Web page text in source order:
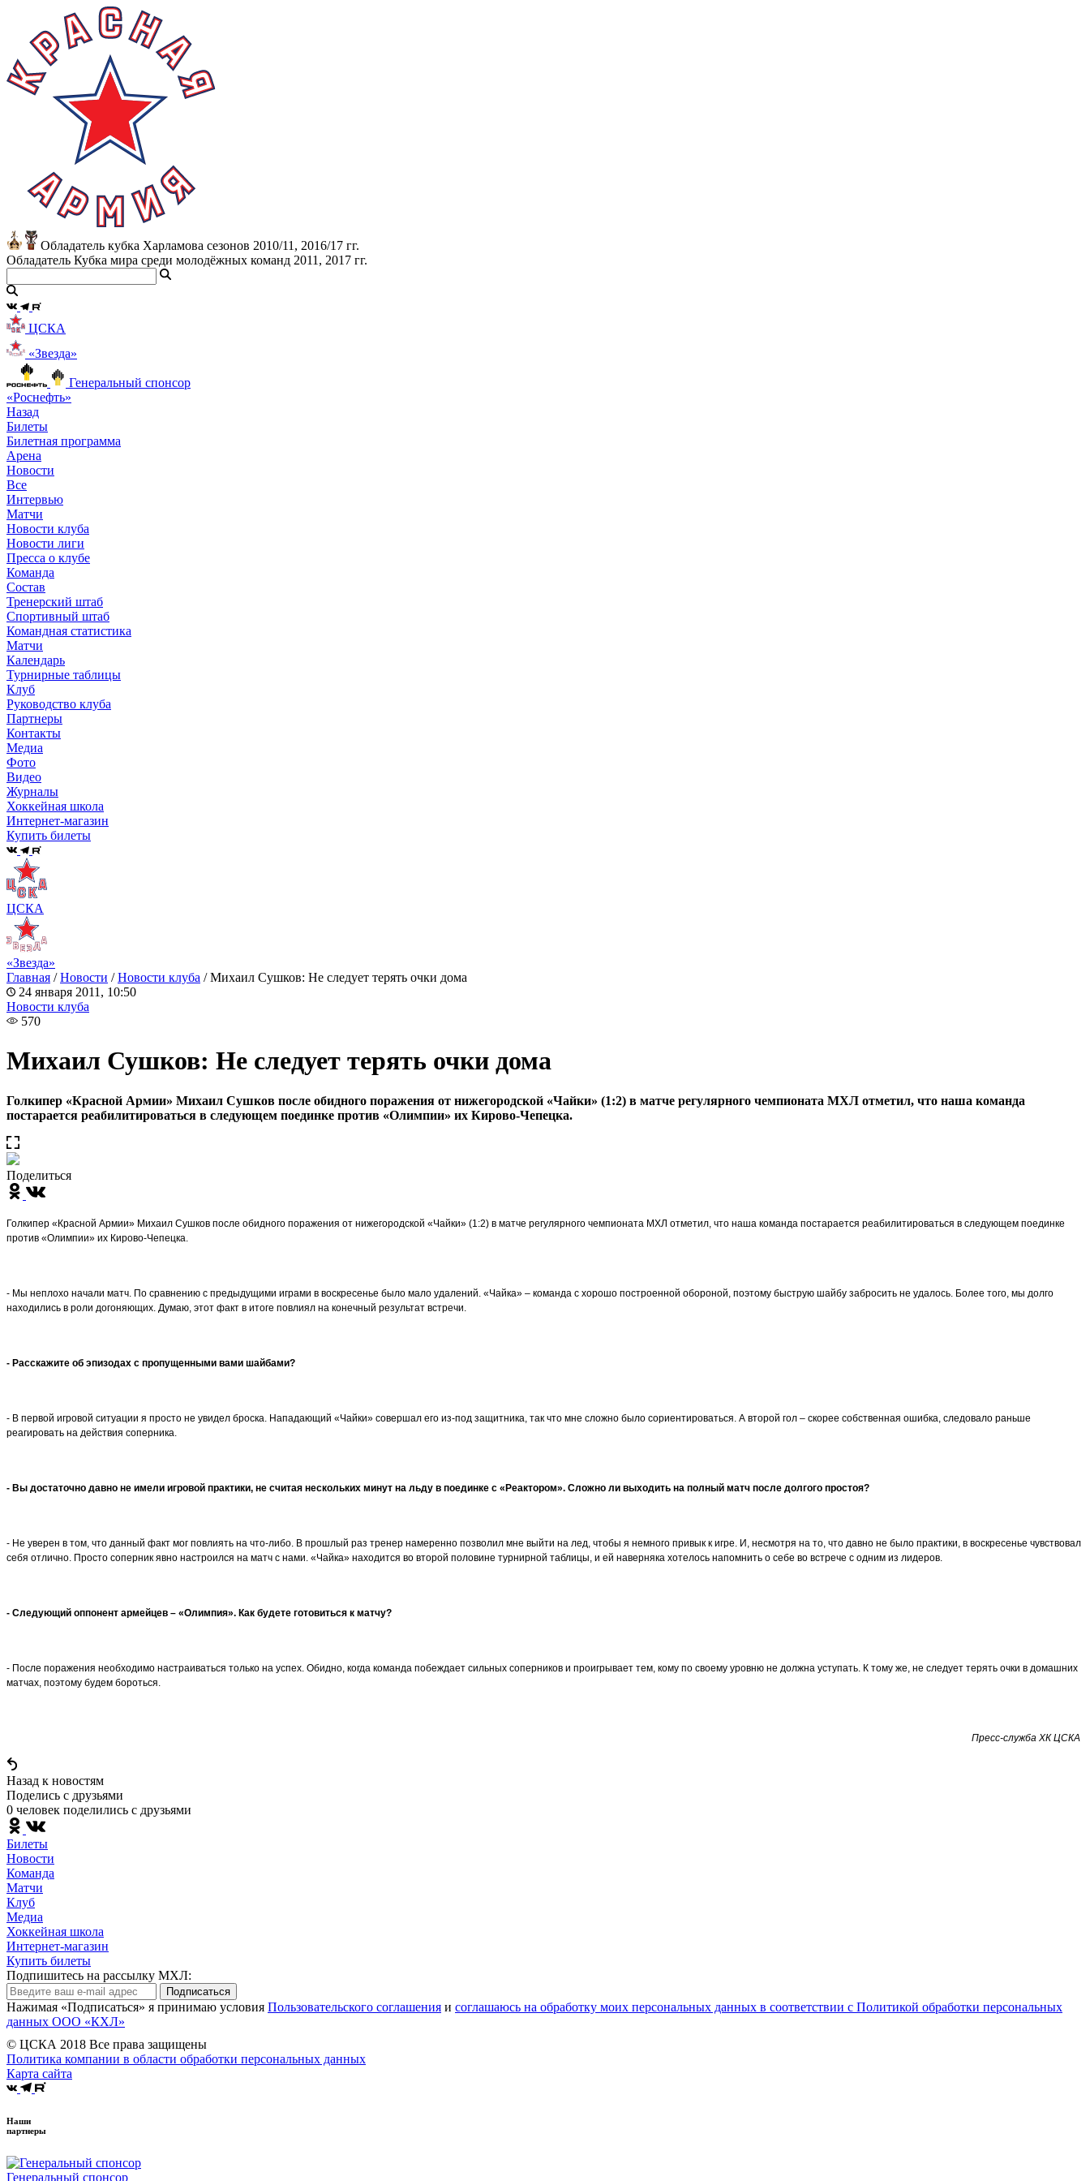
Обладатель кубка Харламова сезонов 2010/11, 2016/17 гг.
Обладатель Кубка мира среди молодёжных команд 2011, 2017 гг.
ЦСКА
«Звезда»
Генеральный спонсор
«Роснефть»
Назад
Билеты
Билетная программа
Арена
Новости
Все
Интервью
Матчи
Новости клуба
Новости лиги
Пресса о клубе
Команда
Состав
Тренерский штаб
Спортивный штаб
Командная статистика
Матчи
Календарь
Турнирные таблицы
Клуб
Руководство клуба
Партнеры
Контакты
Медиа
Фото
Видео
Журналы
Хоккейная школа
Интернет-магазин
Купить билеты
ЦСКА
«Звезда»
Главная /Новости /Новости клуба /Михаил Сушков: Не следует терять очки дома
24 января 2011, 10:50
Новости клуба
570
Михаил Сушков: Не следует терять очки дома
Голкипер «Красной Армии» Михаил Сушков после обидного поражения от нижегородской «Чайки» (1:2) в матче регулярного чемпионата МХЛ отметил, что наша команда
постарается реабилитироваться в следующем поединке против «Олимпии» их Кирово-Чепецка.
Поделиться
Голкипер «Красной Армии» Михаил Сушков после обидного поражения от нижегородской «Чайки» (1:2) в матче регулярного чемпионата МХЛ отметил, что наша команда постарается реабилитироваться в следующем поединке
против «Олимпии» их Кирово-Чепецка.
- Мы неплохо начали матч. По сравнению с предыдущими играми в воскресенье было мало удалений. «Чайка» – команда с хорошо построенной обороной, поэтому быструю шайбу забросить не удалось. Более того, мы долго
находились в роли догоняющих. Думаю, этот факт в итоге повлиял на конечный результат встречи.
- Расскажите об эпизодах с пропущенными вами шайбами?
- В первой игровой ситуации я просто не увидел броска. Нападающий «Чайки» совершал его из-под защитника, так что мне сложно было сориентироваться. А второй гол – скорее собственная ошибка, следовало раньше
реагировать на действия соперника.
- Вы достаточно давно не имели игровой практики, не считая нескольких минут на льду в поединке с «Реактором». Сложно ли выходить на полный матч после долгого простоя?
- Не уверен в том, что данный факт мог повлиять на что-либо. В прошлый раз тренер намеренно позволил мне выйти на лед, чтобы я немного привык к игре. И, несмотря на то, что давно не было практики, в воскресенье чувствовал
себя отлично. Просто соперник явно настроился на матч с нами. «Чайка» находится во второй половине турнирной таблицы, и ей наверняка хотелось напомнить о себе во встрече с одним из лидеров.
- Следующий оппонент армейцев – «Олимпия». Как будете готовиться к матчу?
- После поражения необходимо настраиваться только на успех. Обидно, когда команда побеждает сильных соперников и проигрывает тем, кому по своему уровню не должна уступать. К тому же, не следует терять очки в домашних
матчах, поэтому будем бороться.
Пресс-служба ХК ЦСКА
Назад к новостям
Поделись c друзьями
0 человек поделились c друзьями
Билеты
Новости
Команда
Матчи
Клуб
Медиа
Хоккейная школа
Интернет-магазин
Купить билеты
Подпишитесь на рассылку МХЛ:
Подписаться
Нажимая «Подписаться» я принимаю условия Пользовательского соглашения и соглашаюсь на обработку моих персональных данных в соответствии с Политикой обработки персональных
данных ООО «КХЛ»
© ЦСКА 2018 Все права защищены
Политика компании в области обработки персональных данных
Карта сайта
Наши
партнеры
Генеральный спонсор